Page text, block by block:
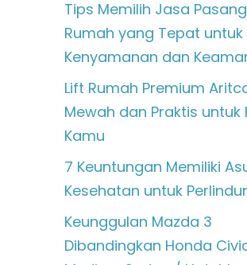
Tips Memilih Jasa
Rumah yang Tepat untuk
Kenyamanan dan
Lift Rumah Premium
Mewah dan Praktis untuk
Kamu
7 Keuntungan Memiliki
Kesehatan untuk
Keunggulan Mazda 3
Dibandingkan Honda